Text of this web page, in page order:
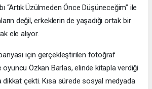
“Artık Üzülmeden Önce Düşüneceğim” ile
değil, erkeklerin de yaşadığı ortak bir
ele alıyor.
için gerçekleştirilen fotoğraf
Özkan Barlas, elinde kitapla verdiği
çekti. Kısa sürede sosyal medyada